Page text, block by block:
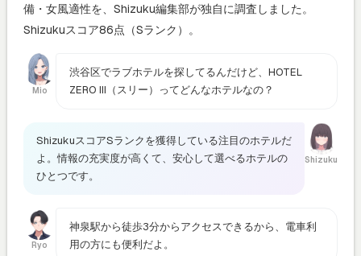
備・女風適性を、Shizuku編集部が独自に調査しました。
Shizukuスコア86点（Sランク）。
Mio
渋谷区でラブホテルを探してるんだけど、HOTEL
ZERO III（スリー）ってどんなホテルなの？
Shizuku
ShizukuスコアSランクを獲得している注目のホテルだ
よ。情報の充実度が高くて、安心して選べるホテルの
ひとつです。
Ryo
神泉駅から徒歩3分からアクセスできるから、電車利
用の方にも便利だよ。